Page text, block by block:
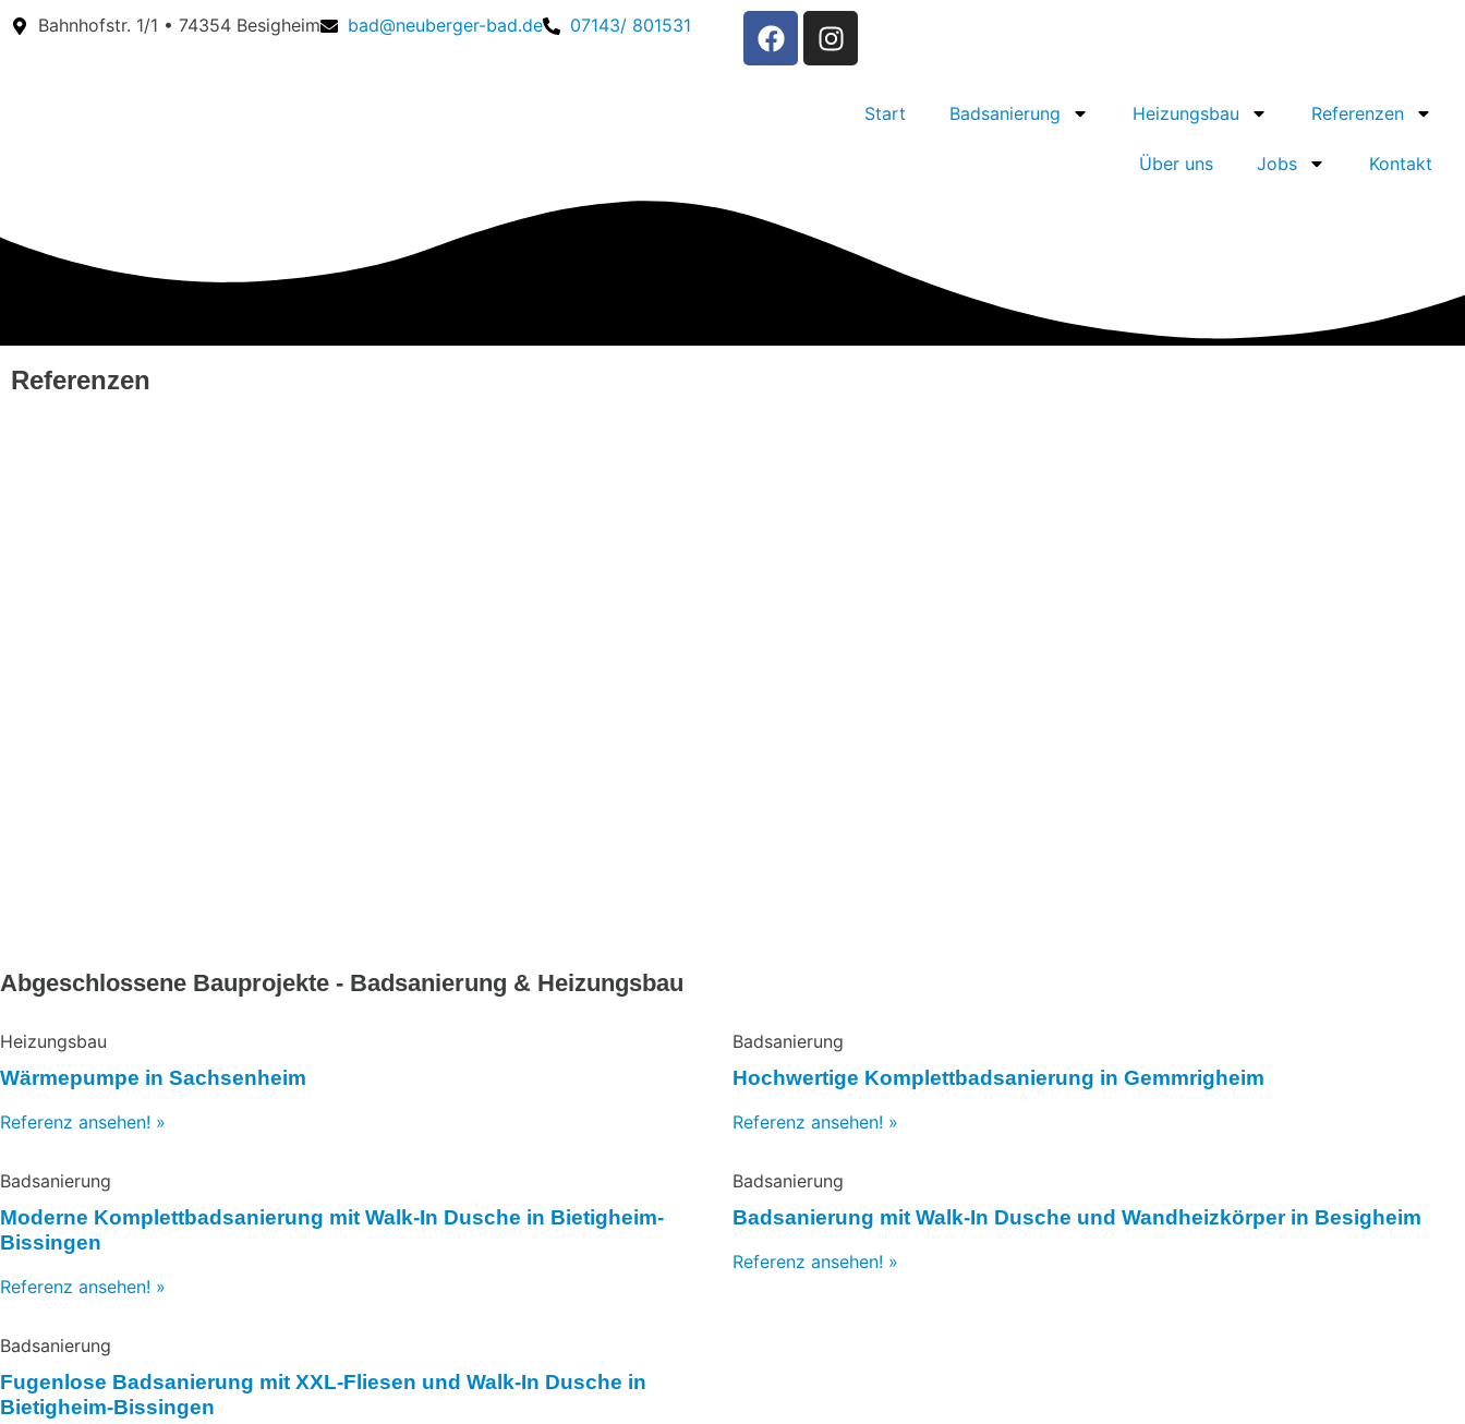
Bahnhofstr. 1/1 • 74354 Besigheim bad@neuberger-bad.de 07143/ 801531
Start Badsanierung Heizungsbau Referenzen
Über uns Jobs Kontakt
Referenzen
Abgeschlossene Bauprojekte - Badsanierung & Heizungsbau
Heizungsbau
Wärmepumpe in Sachsenheim
Referenz ansehen! »
Badsanierung
Hochwertige Komplettbadsanierung in Gemmrigheim
Referenz ansehen! »
Badsanierung
Moderne Komplettbadsanierung mit Walk-In Dusche in Bietigheim-
Bissingen
Referenz ansehen! »
Badsanierung
Badsanierung mit Walk-In Dusche und Wandheizkörper in Besigheim
Referenz ansehen! »
Badsanierung
Fugenlose Badsanierung mit XXL-Fliesen und Walk-In Dusche in
Bietigheim-Bissingen